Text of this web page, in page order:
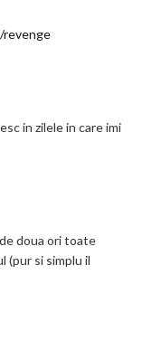
revenge
in zilele in care imi
doua ori toate
(pur si simplu il